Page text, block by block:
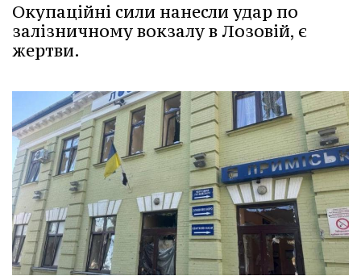
Окупаційні сили нанесли удар по
залізничному вокзалу в Лозовій, є
жертви.